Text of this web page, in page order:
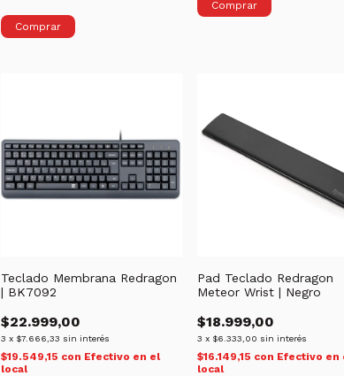
Comprar
Teclado Membrana Redragon
| BK7092
$22.999,00
3 x $7.666,33 sin interés
$19.549,15 con Efectivo en el
local
Pad Teclado Redragon
Meteor Wrist | Negro
$18.999,00
3 x $6.333,00 sin interés
$16.149,15 con Efectivo en
local